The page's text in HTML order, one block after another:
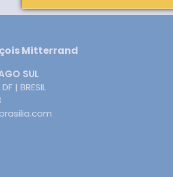
Mitterrand
SUL
| BRESIL